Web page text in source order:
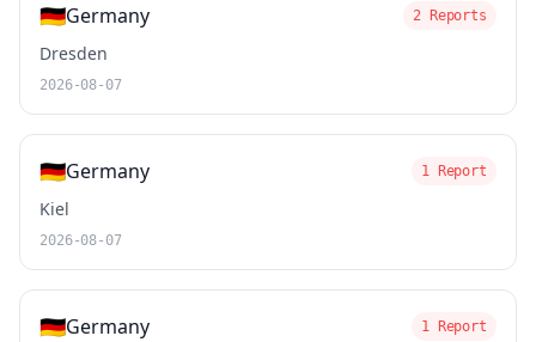
🇩🇪Germany 2 Reports
Dresden
2026-08-07
🇩🇪Germany 1 Report
Kiel
2026-08-07
🇩🇪Germany 1 Report